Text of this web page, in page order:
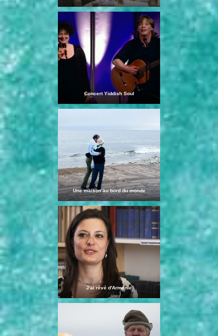
Concert Yiddish Soul
Une maison au bord du monde
J'ai rêvé d'Arménie